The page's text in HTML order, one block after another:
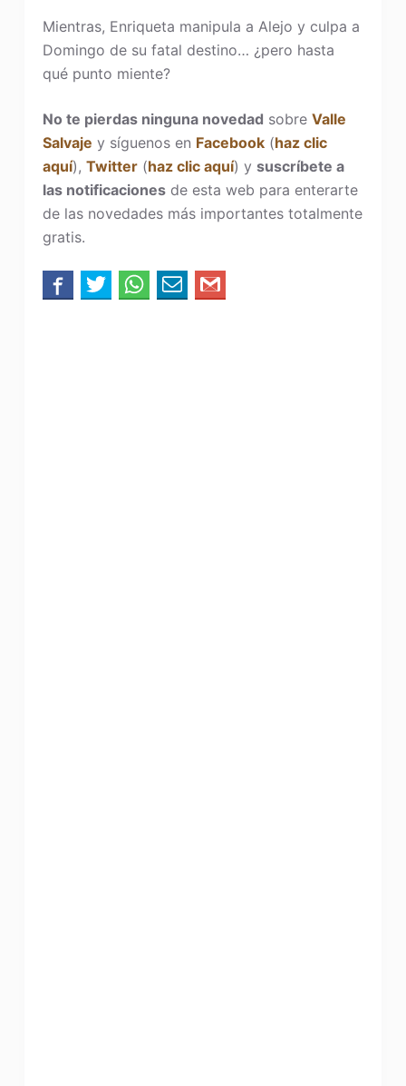
Mientras, Enriqueta manipula a Alejo y culpa a
Domingo de su fatal destino… ¿pero hasta
qué punto miente?
No te pierdas ninguna novedad sobre Valle
Salvaje y síguenos en Facebook(haz clic
aquí), Twitter(haz clic aquí) y suscríbete a
las notificacionesde esta web para enterarte
de las novedades más importantes totalmente
gratis.